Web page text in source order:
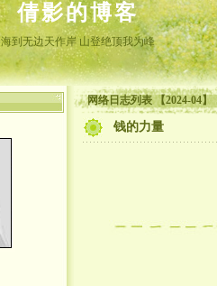
倩影的博客
海到无边天作岸 山登绝顶我为峰
网络日志列表 【2024-04】
钱的力量